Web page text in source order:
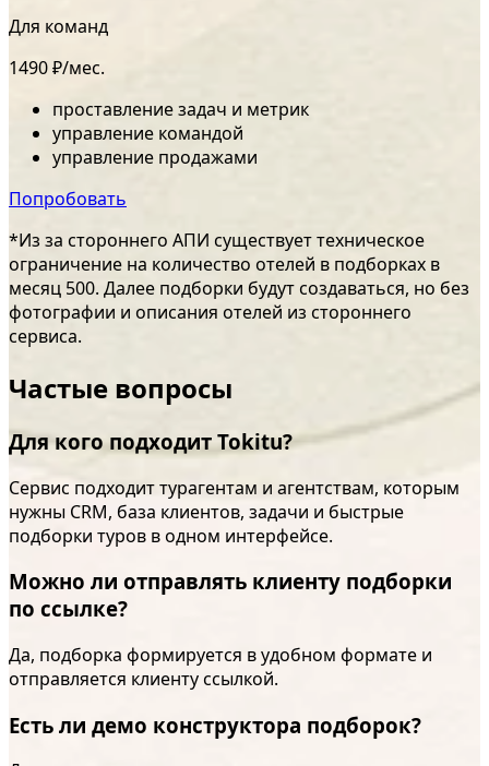
Для команд
1490 ₽/мес.
проставление задач и метрик
управление командой
управление продажами
Попробовать
*Из за стороннего АПИ существует техническое
ограничение на количество отелей в подборках в
месяц 500. Далее подборки будут создаваться, но без
фотографии и описания отелей из стороннего
сервиса.
Частые вопросы
Для кого подходит Tokitu?
Сервис подходит турагентам и агентствам, которым
нужны CRM, база клиентов, задачи и быстрые
подборки туров в одном интерфейсе.
Можно ли отправлять клиенту подборки
по ссылке?
Да, подборка формируется в удобном формате и
отправляется клиенту ссылкой.
Есть ли демо конструктора подборок?